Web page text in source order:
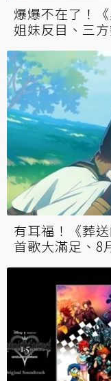
爆爆不在了！
姐妹反目、三
有耳福！《葬
首歌大滿足、8